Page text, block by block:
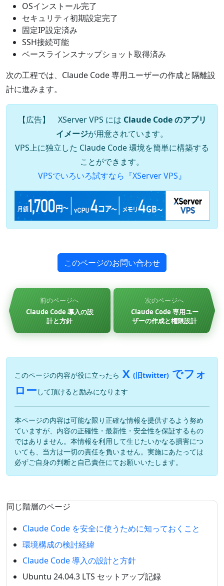
OSインストール完了
セキュリティ初期設定完了
固定IP設定済み
SSH接続可能
ベースラインスナップショット取得済み
次の工程では、Claude Code 専用ユーザーの作成と隔離設
計に進みます。
【広告】 XServer VPS には Claude Code のアプリ
イメージが用意されています。
VPS上に独立した Claude Code 環境を簡単に構築する
ことができます。
VPSでいろいろ試すなら『XServer VPS』
このページのお問い合わせ
前のページへ
Claude Code 導入の設
計と方針
次のページへ
Claude Code 専用ユー
ザーの作成と権限設計
このページの内容が役に立ったら X (旧twitter) でフォ
ロー して頂けると励みになります
本ページの内容は可能な限り正確な情報を提供するよう努め
ていますが、内容の正確性・最新性・安全性を保証するもの
ではありません。本情報を利用して生じたいかなる損害につ
いても、当方は一切の責任を負いません。実施にあたっては
必ずご自身の判断と自己責任にてお願いいたします。
同じ階層のページ
Claude Code を安全に使うために知っておくこと
環境構成の検討経緯
Claude Code 導入の設計と方針
Ubuntu 24.04.3 LTS セットアップ記録